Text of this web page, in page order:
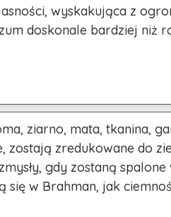
wyskakująca z
doskonale bardziej niż
ziarno, mata, tkanina,
zostają zredukowane do
gdy zostaną
się w Brahman, jak